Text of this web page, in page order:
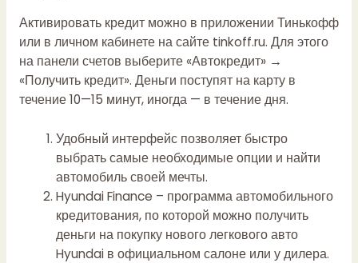
Активировать кредит можно в приложении Тинькофф
или в личном кабинете на сайте tinkoff.ru. Для этого
на панели счетов выберите «Автокредит» →
«Получить кредит». Деньги поступят на карту в
течение 10—15 минут, иногда — в течение дня.
Удобный интерфейс позволяет быстро
выбрать самые необходимые опции и найти
автомобиль своей мечты.
Hyundai Finance – программа автомобильного
кредитования, по которой можно получить
деньги на покупку нового легкового авто
Hyundai в официальном салоне или у дилера.